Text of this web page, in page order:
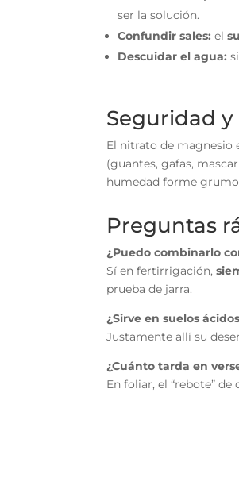
ser la solución.
Confundir sales: el
Descuidar el agua:
Seguridad
El nitrato de magnesio
(guantes, gafas,
humedad forme
Preguntas
¿Puedo combinarlo
Sí en fertirrigación,
prueba de jarra.
¿Sirve en suelos
Justamente allí su
¿Cuánto tarda en
En foliar, el “rebote”